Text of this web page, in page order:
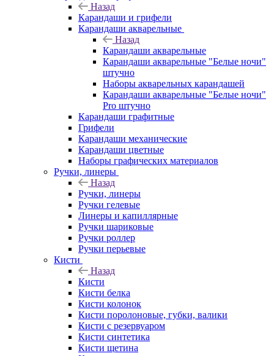
Назад
Карандаши и грифели
Карандаши акварельные
Назад
Карандаши акварельные
Карандаши акварельные "Белые ночи"
штучно
Наборы акварельных карандашей
Карандаши акварельные "Белые ночи"
Pro штучно
Карандаши графитные
Грифели
Карандаши механические
Карандаши цветные
Наборы графических материалов
Ручки, линеры
Назад
Ручки, линеры
Ручки гелевые
Линеры и капиллярные
Ручки шариковые
Ручки роллер
Ручки перьевые
Кисти
Назад
Кисти
Кисти белка
Кисти колонок
Кисти поролоновые, губки, валики
Кисти с резервуаром
Кисти синтетика
Кисти щетина